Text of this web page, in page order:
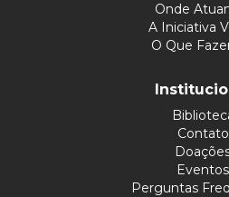
Onde
A Iniciativa
O Que
Contato
Eventos
Perguntas